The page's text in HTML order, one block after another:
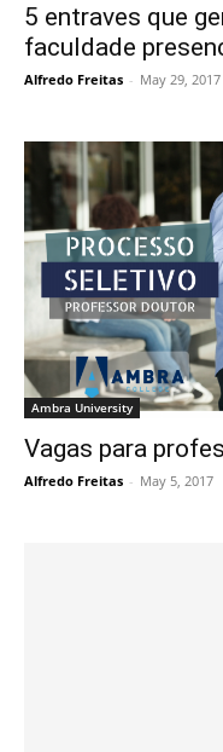
5 entraves que
faculdade
Alfredo Freitas - May 29, 2017
Ambra University
Vagas para
Alfredo Freitas - May 5, 2017